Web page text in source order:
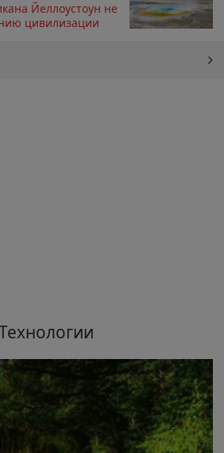
Йеллоустоун не
цивилизации